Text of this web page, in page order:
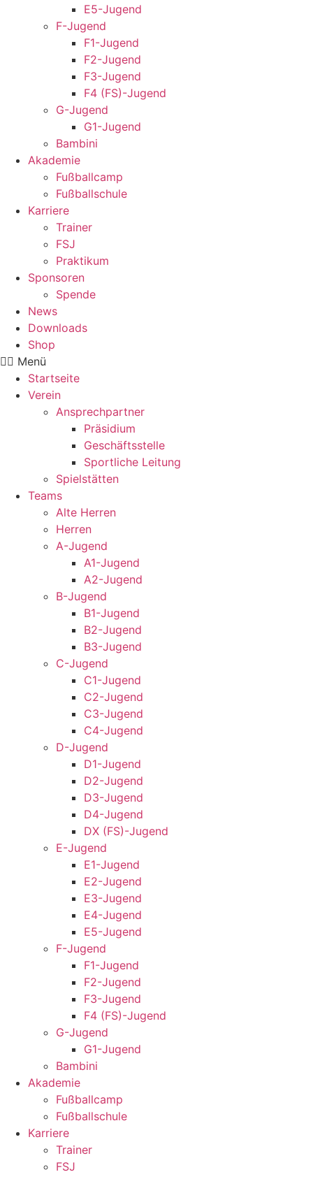
E5-Jugend
F-Jugend
F1-Jugend
F2-Jugend
F3-Jugend
F4 (FS)-Jugend
G-Jugend
G1-Jugend
Bambini
Akademie
Fußballcamp
Fußballschule
Karriere
Trainer
FSJ
Praktikum
Sponsoren
Spende
News
Downloads
Shop
Menü
Startseite
Verein
Ansprechpartner
Präsidium
Geschäftsstelle
Sportliche Leitung
Spielstätten
Teams
Alte Herren
Herren
A-Jugend
A1-Jugend
A2-Jugend
B-Jugend
B1-Jugend
B2-Jugend
B3-Jugend
C-Jugend
C1-Jugend
C2-Jugend
C3-Jugend
C4-Jugend
D-Jugend
D1-Jugend
D2-Jugend
D3-Jugend
D4-Jugend
DX (FS)-Jugend
E-Jugend
E1-Jugend
E2-Jugend
E3-Jugend
E4-Jugend
E5-Jugend
F-Jugend
F1-Jugend
F2-Jugend
F3-Jugend
F4 (FS)-Jugend
G-Jugend
G1-Jugend
Bambini
Akademie
Fußballcamp
Fußballschule
Karriere
Trainer
FSJ